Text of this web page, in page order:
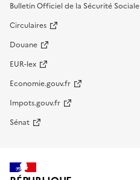
Bulletin Officiel de la Sécurité Sociale
Circulaires
Douane
EUR-lex
Economie.gouv.fr
Impots.gouv.fr
Sénat